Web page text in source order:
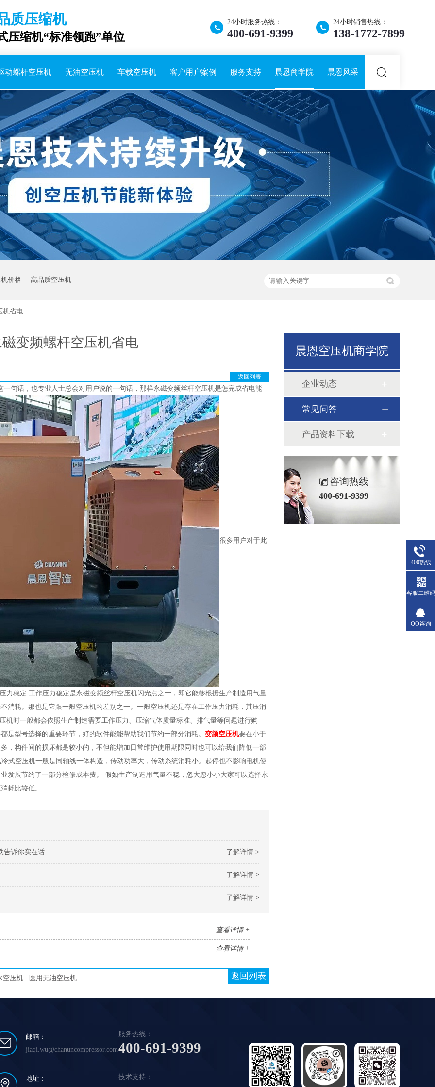
质压缩机
压缩机“标准领跑”单位
24小时服务热线：
400-691-9399
24小时销售热线：
138-1772-7899
动螺杆空压机 无油空压机 车载空压机 客户用户案例 服务支持 晨恩商学院 晨恩风采
价格 高品质空压机
机省电
变频螺杆空压机省电
返回列表
句话，也专业人士总会对用户说的一句话，那样永磁变频丝杆空压机是怎完成省电能
很多用户对于此
力稳定 工作压力稳定是永磁变频丝杆空压机闪光点之一，即它能够根据生产制造用气量
消耗。那也是它跟一般空压机的差别之一。一般空压机还是存在工作压力消耗，其压消
机时一般都会依照生产制造需要工作压力、压缩气体质量标准、排气量等问题进行购
是型号选择的重要环节，好的软件能能帮助我们节约一部分消耗。 变频空压机要在小于
，构件间的损坏都是较小的，不但能增加日常维护使用期限同时也可以给我们降低一部
式空压机一般是同轴线一体构造，传动功率大，传动系统消耗小。起停也不影响电机使
发展节约了一部分检修成本费。 假如生产制造用气量不稳，忽大忽小小大家可以选择永
耗比较低。
了解详情 >
告诉你实在话
了解详情 >
了解详情 >
查看详情 +
查看详情 +
返回列表
空压机 医用无油空压机
晨恩空压机商学院
企业动态
常见问答
产品资料下载
咨询热线
400-691-9399
邮箱：
jiaqi.wu@chanuncompressor.com
地址：
服务热线：
400-691-9399
技术支持：
400热线
客服二维码
QQ咨询